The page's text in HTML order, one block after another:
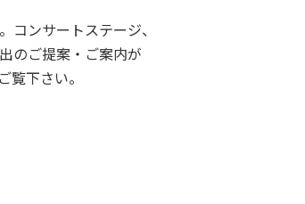
コンサートステージ、
のご提案・ご案内が
覧下さい。